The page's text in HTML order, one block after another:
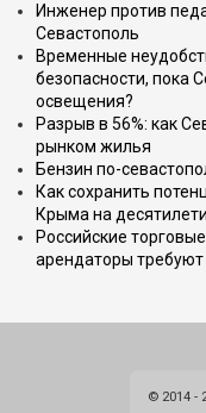
Инженер против
Севастополь
Временные
безопасности, пока
освещения?
Разрыв в 56%: как
рынком жилья
Бензин по-
Как сохранить
Крыма на
Российские
арендаторы требуют
© 2014 -